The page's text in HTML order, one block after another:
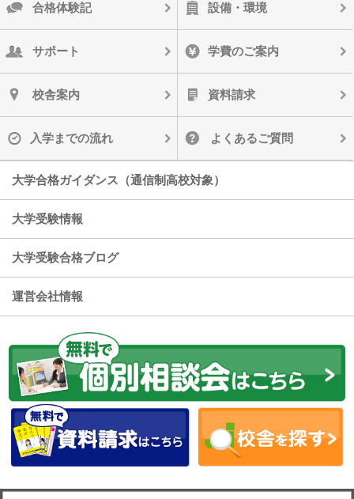
合格体験記 設備・環境
サポート 学費のご案内
校舎案内 資料請求
入学までの流れ よくあるご質問
大学合格ガイダンス（通信制高校対象）
大学受験情報
大学受験合格ブログ
運営会社情報